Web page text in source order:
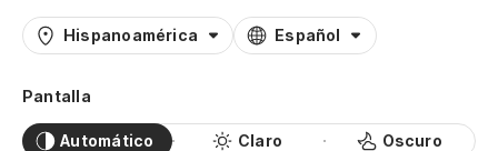
Hispanoamérica Español
Pantalla
Automático Claro Oscuro